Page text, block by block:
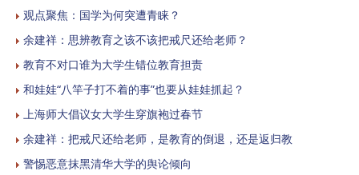
观点聚焦：国学为何突遭青睐？
余建祥：思辨教育之该不该把戒尺还给老师？
教育不对口谁为大学生错位教育担责
和娃娃“八竿子打不着的事”也要从娃娃抓起？
上海师大倡议女大学生穿旗袍过春节
余建祥：把戒尺还给老师，是教育的倒退，还是返归教
警惕恶意抹黑清华大学的舆论倾向